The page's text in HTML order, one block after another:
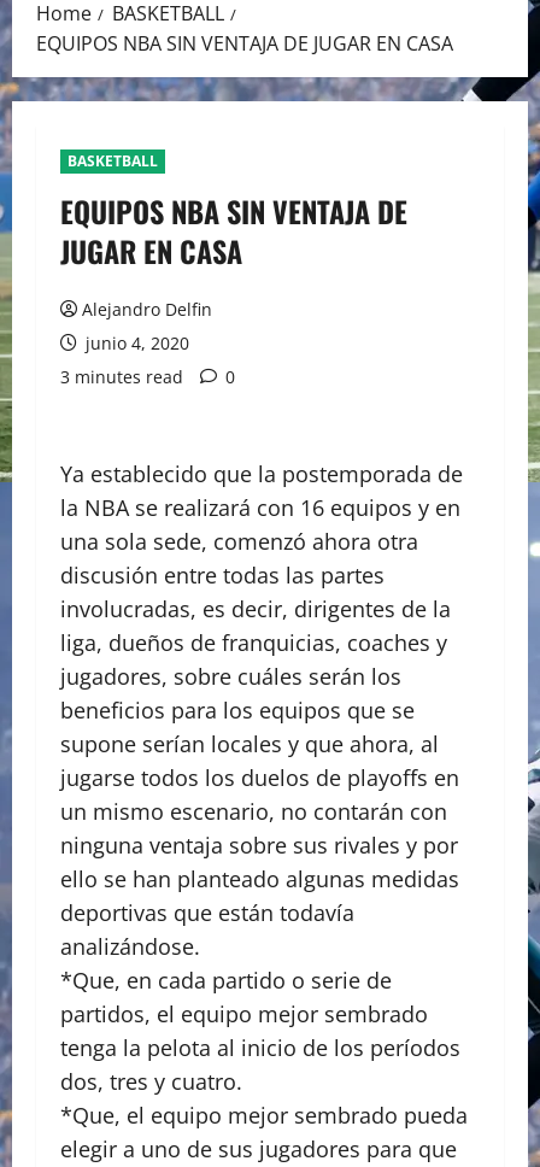
Home
BASKETBALL
EQUIPOS NBA SIN VENTAJA DE JUGAR EN CASA
BASKETBALL
EQUIPOS NBA SIN VENTAJA DE
JUGAR EN CASA
Alejandro Delfin
junio 4, 2020
3 minutes read
0
Ya establecido que la postemporada de
la NBA se realizará con 16 equipos y en
una sola sede, comenzó ahora otra
discusión entre todas las partes
involucradas, es decir, dirigentes de la
liga, dueños de franquicias, coaches y
jugadores, sobre cuáles serán los
beneficios para los equipos que se
supone serían locales y que ahora, al
jugarse todos los duelos de playoffs en
un mismo escenario, no contarán con
ninguna ventaja sobre sus rivales y por
ello se han planteado algunas medidas
deportivas que están todavía
analizándose.
*Que, en cada partido o serie de
partidos, el equipo mejor sembrado
tenga la pelota al inicio de los períodos
dos, tres y cuatro.
*Que, el equipo mejor sembrado pueda
elegir a uno de sus jugadores para que